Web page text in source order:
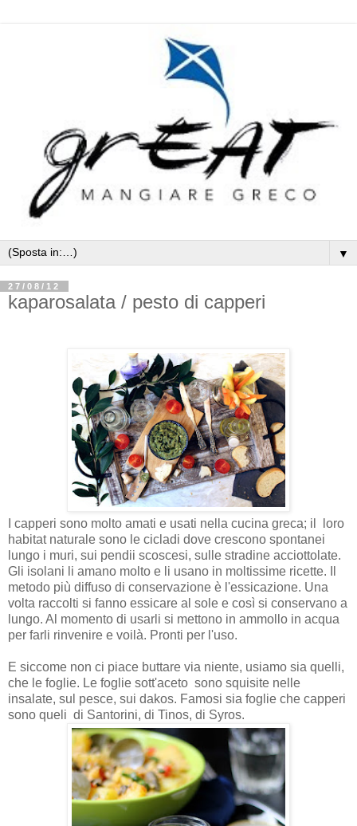
▼
27/08/12
kaparosalata / pesto di capperi
I capperi sono molto amati e usati nella cucina greca; il loro
habitat naturale sono le cicladi dove crescono spontanei
lungo i muri, sui pendii scoscesi, sulle stradine acciottolate.
Gli isolani li amano molto e li usano in moltissime ricette. Il
metodo più diffuso di conservazione è l'essicazione. Una
volta raccolti si fanno essicare al sole e così si conservano a
lungo. Al momento di usarli si mettono in ammollo in acqua
per farli rinvenire e voilà. Pronti per l'uso.
E siccome non ci piace buttare via niente, usiamo sia quelli,
che le foglie. Le foglie sott'aceto sono squisite nelle
insalate, sul pesce, sui dakos. Famosi sia foglie che capperi
sono queli di Santorini, di Tinos, di Syros.